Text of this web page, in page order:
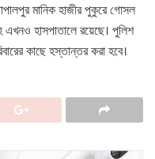
মানিক হাজীর পুকুরে গোসল
হাসপাতালে রয়েছে। পুলিশ
কাছে হস্তান্তর করা হবে।